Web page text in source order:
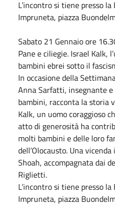
L’incontro si tiene presso
Impruneta, piazza
Sabato 21 Gennaioore
Pane e ciliegie. Israel Kalk,
bambini ebrei sotto il
In occasione della
Anna Sarfatti, insegnante
bambini, racconta la storia
Kalk, un uomo coraggioso
atto di generosità ha
molti bambini e delle loro
dell’Olocausto. Una
Shoah, accompagnata dai
Riglietti.
L’incontro si tiene presso
Impruneta, piazza